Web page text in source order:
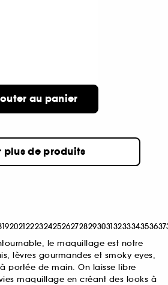
au panier
plus de produits
19202122232425262728293031323334353637
le maquillage est notre
lèvres gourmandes et smoky eyes,
portée de main. On laisse libre
maquillage en créant des looks à